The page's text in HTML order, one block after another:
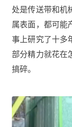
处是传送带和机
属表面，都可能
事上研究了十多
部分精力就花在
搞碎。